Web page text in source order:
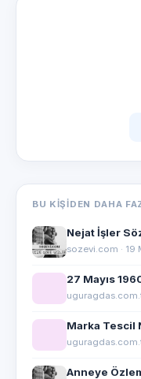
BU KIŞIDEN DAHA
Nejat İşler
sozevi.com · 19
27 Mayıs
Marka Tescil
Anneye